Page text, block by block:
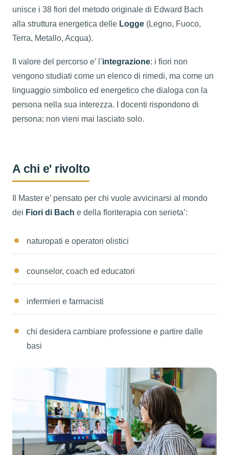
unisce i 38 fiori del metodo originale di Edward Bach
alla struttura energetica delle Logge (Legno, Fuoco,
Terra, Metallo, Acqua).
Il valore del percorso e’ l’integrazione: i fiori non
vengono studiati come un elenco di rimedi, ma come un
linguaggio simbolico ed energetico che dialoga con la
persona nella sua interezza. I docenti rispondono di
persona: non vieni mai lasciato solo.
A chi e' rivolto
Il Master e’ pensato per chi vuole avvicinarsi al mondo
dei Fiori di Bach e della floriterapia con serieta’:
naturopati e operatori olistici
counselor, coach ed educatori
infermieri e farmacisti
chi desidera cambiare professione e partire dalle
basi